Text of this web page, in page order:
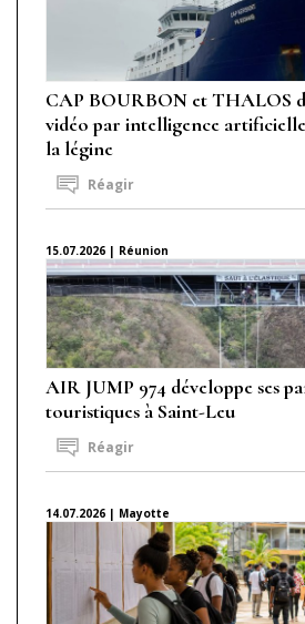
CAP BOURBON et THALOS
vidéo par intelligence
la légine
Réagir
15.07.2026 | Réunion
AIR JUMP 974 développe ses
touristiques à Saint-Leu
Réagir
14.07.2026 | Mayotte